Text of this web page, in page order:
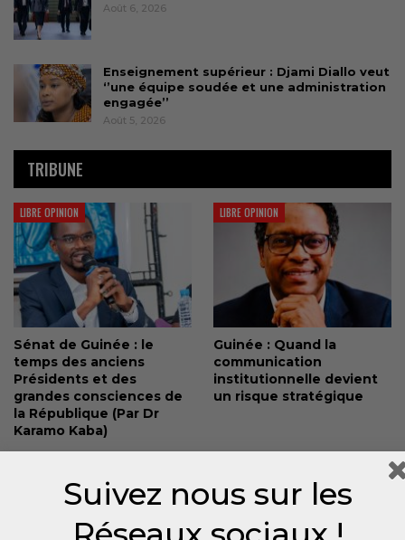
Août 6, 2026
Enseignement supérieur : Djami Diallo veut
‘’une équipe soudée et une administration
engagée’’
Août 5, 2026
TRIBUNE
LIBRE OPINION
Sénat de Guinée : le
temps des anciens
Présidents et des
grandes consciences de
la République (Par Dr
Karamo Kaba)
LIBRE OPINION
Guinée : Quand la
communication
institutionnelle devient
un risque stratégique
Suivez nous sur les